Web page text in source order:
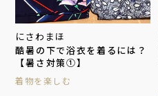
にさわまほ
酷暑の下で浴衣を着るには？
【暑さ対策①】
着物を楽しむ